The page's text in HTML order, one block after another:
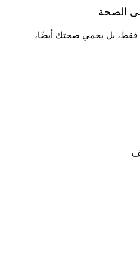
الصحة
فقط، بل يحمي صحتك أيضًا،